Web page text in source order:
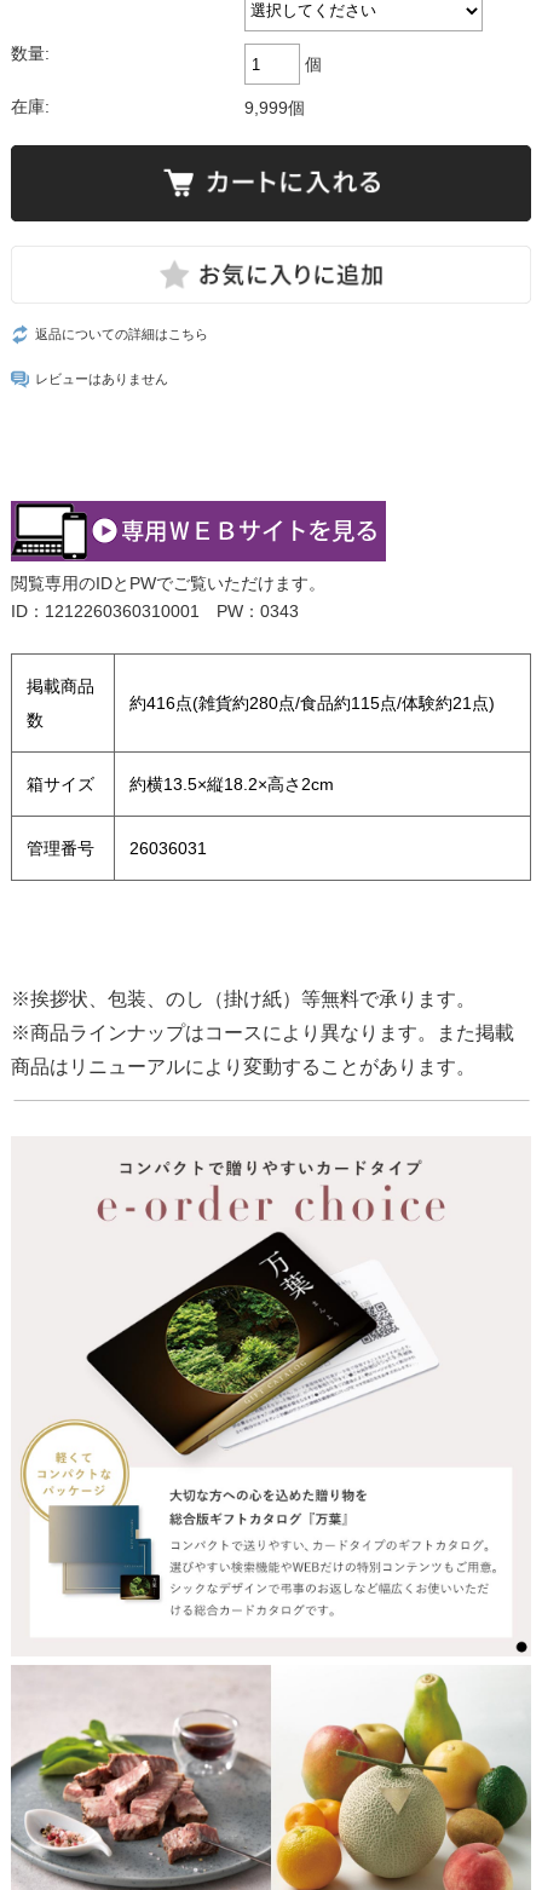
数量:
個
在庫: 9,999個
返品についての詳細はこちら
レビューはありません
閲覧専用のIDとPWでご覧いただけます。
ID：1212260360310001 PW：0343
掲載商品
数
約416点(雑貨約280点/食品約115点/体験約21点)
箱サイズ 約横13.5×縦18.2×高さ2cm
管理番号 26036031
※挨拶状、包装、のし（掛け紙）等無料で承ります。
※商品ラインナップはコースにより異なります。また掲載
商品はリニューアルにより変動することがあります。